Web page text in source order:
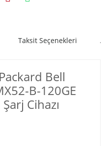
Taksit Seçenekleri
Bell
B-120GE
Cihazı